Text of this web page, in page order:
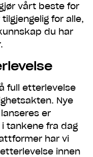
vårt beste for
for alle,
du har
full etterlevelse
Nye
er
tankene fra dag
har vi
innen